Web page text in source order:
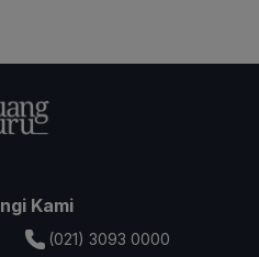
Kami
(021) 3093 0000